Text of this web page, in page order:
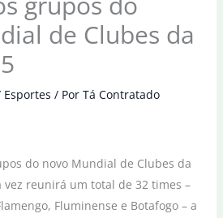
de Clubes da
Esportes / Por Tá Contratado
do novo Mundial de Clubes da
reunirá um total de 32 times –
Fluminense e Botafogo – a